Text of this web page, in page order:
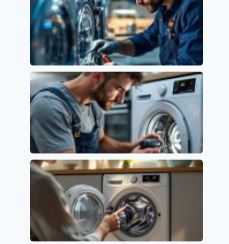
Error E15 en Lavavajillas Siemens: Causas y
Soluciones
Siemens
Error E01 en Lavavajillas Beko: Causas y
Soluciones
Códigos de error y su significado